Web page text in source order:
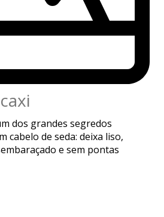
dos grandes segredos
cabelo de seda: deixa liso,
e sem pontas